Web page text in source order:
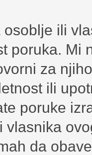
ili
poruka. Mi
za
ili
poruke
vlasnika
da